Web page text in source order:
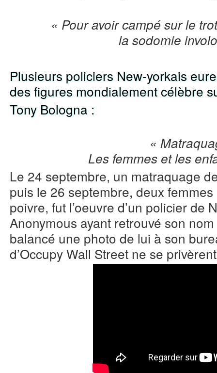
« Pour avoir campé sur le
la sodomie
Plusieurs policiers New-yorkais
des figures mondialement célèbre
Tony Bologna :
«
Les femmes et les
Le 24 septembre, un matraquage
puis le 26 septembre, deux
poivre, fut l’oeuvre d’un policier de
Anonymous ayant retrouvé son
balancé une photo de lui à son
d’Occupy Wall Street ne se